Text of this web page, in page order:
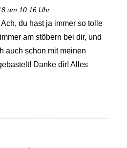
um 10:16 Uhr
du hast ja immer so tolle
am stöbern bei dir, und
auch schon mit meinen
Danke dir! Alles